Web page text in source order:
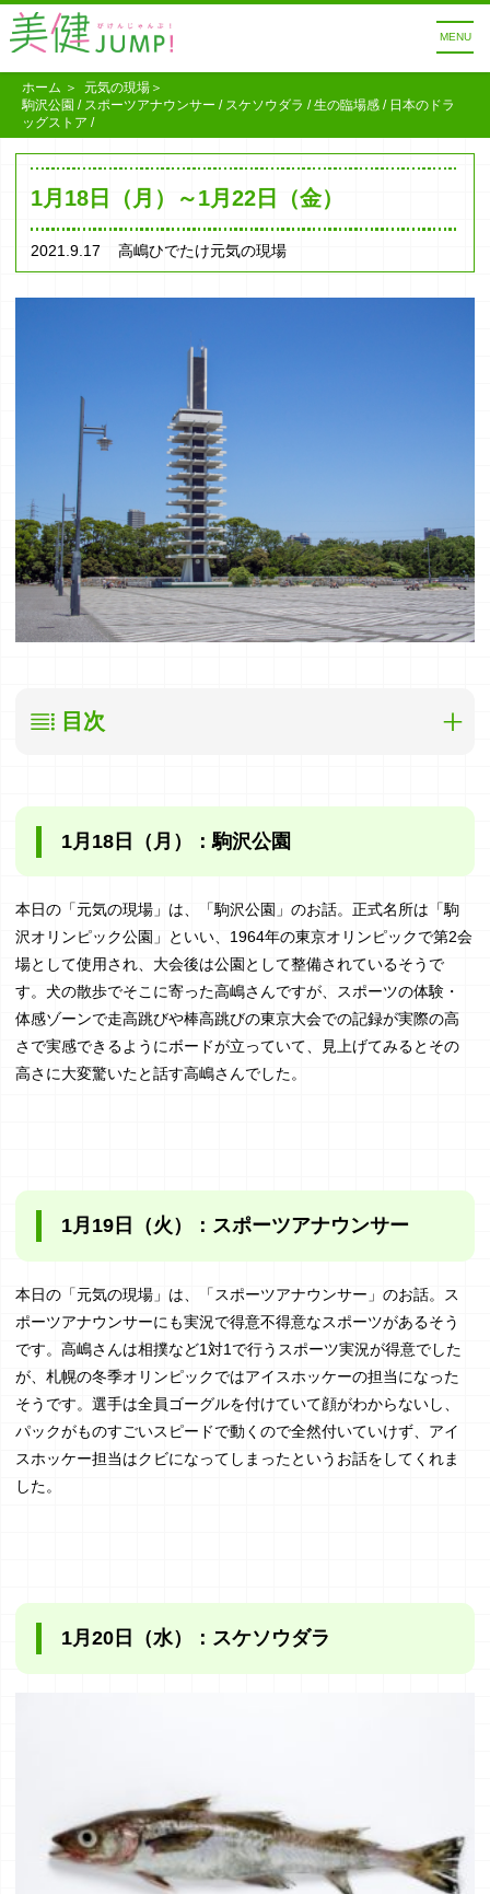
MENU
ホーム
元気の現場
駒沢公園 / スポーツアナウンサー / スケソウダラ / 生の臨場感 / 日本のドラ
ッグストア /
1月18日（月）～1月22日（金）
2021.9.17 高嶋ひでたけ元気の現場
目次
1月19日(火)：スポーツアナウンサー
1月20日(水)：スケソウダラ
1月21日(木)：生の臨場感
1月22日(金)：日本のドラッグストア
1月18日（月）：駒沢公園
本日の「元気の現場」は、「駒沢公園」のお話。正式名所は「駒
沢オリンピック公園」といい、1964年の東京オリンピックで第2会
場として使用され、大会後は公園として整備されているそうで
す。犬の散歩でそこに寄った高嶋さんですが、スポーツの体験・
体感ゾーンで走高跳びや棒高跳びの東京大会での記録が実際の高
さで実感できるようにボードが立っていて、見上げてみるとその
高さに大変驚いたと話す高嶋さんでした。
1月19日（火）：スポーツアナウンサー
本日の「元気の現場」は、「スポーツアナウンサー」のお話。ス
ポーツアナウンサーにも実況で得意不得意なスポーツがあるそう
です。高嶋さんは相撲など1対1で行うスポーツ実況が得意でした
が、札幌の冬季オリンピックではアイスホッケーの担当になった
そうです。選手は全員ゴーグルを付けていて顔がわからないし、
パックがものすごいスピードで動くので全然付いていけず、アイ
スホッケー担当はクビになってしまったというお話をしてくれま
した。
1月20日（水）：スケソウダラ